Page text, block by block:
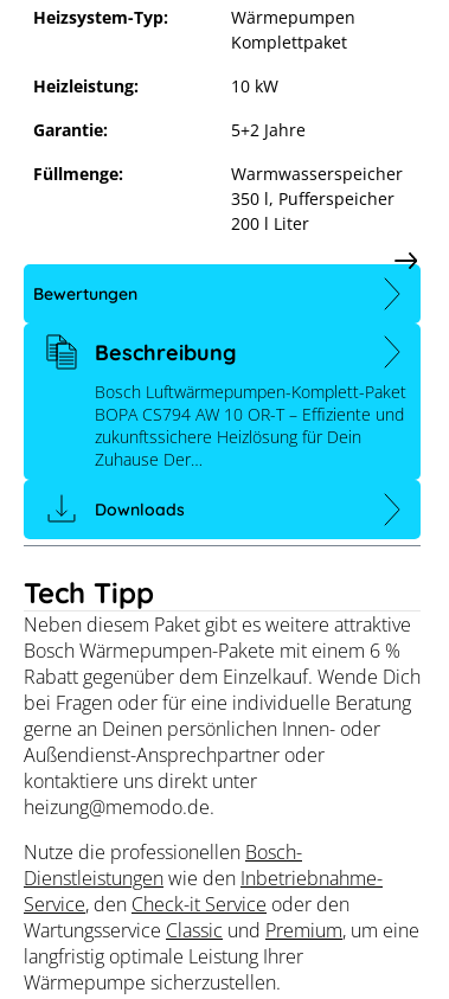
Bosch Monoblock 6800i AW 10 kW
Komplettsystem mit Kompaktmodul,
Heizsystem-Typ:
Wärmepumpen
Komplettpaket
Heizleistung:
10 kW
Garantie:
5+2 Jahre
Füllmenge:
Warmwasserspeicher
350 l, Pufferspeicher
200 l Liter
Tech Tipp
Neben diesem Paket gibt es weitere attraktive
Bosch Wärmepumpen-Pakete mit einem 6 %
Rabatt gegenüber dem Einzelkauf. Wende Dich
bei Fragen oder für eine individuelle Beratung
gerne an Deinen persönlichen Innen- oder
Außendienst-Ansprechpartner oder
kontaktiere uns direkt unter
heizung@memodo.de.
Nutze die professionellen Bosch-
Dienstleistungenwie den Inbetriebnahme-
Service, den Check-it Service oder den
Wartungsservice Classic und Premium, um eine
langfristig optimale Leistung Ihrer
Wärmepumpe sicherzustellen.
Bewertungen
Beschreibung
Bosch Luftwärmepumpen-Komplett-Paket
BOPA CS794 AW 10 OR-T – Effiziente und
zukunftssichere Heizlösung für Dein
Zuhause Der…
Downloads